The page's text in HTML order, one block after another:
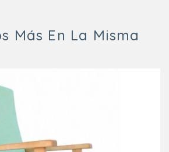
Más En La Misma